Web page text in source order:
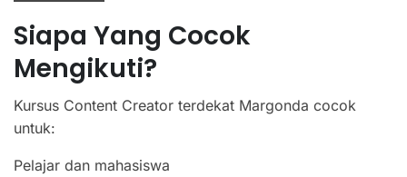
Siapa Yang Cocok
Mengikuti?
Kursus Content Creator terdekat Margonda cocok
untuk:
Pelajar dan mahasiswa